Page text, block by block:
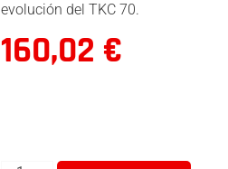
evolución del TKC 70.
160,02 €